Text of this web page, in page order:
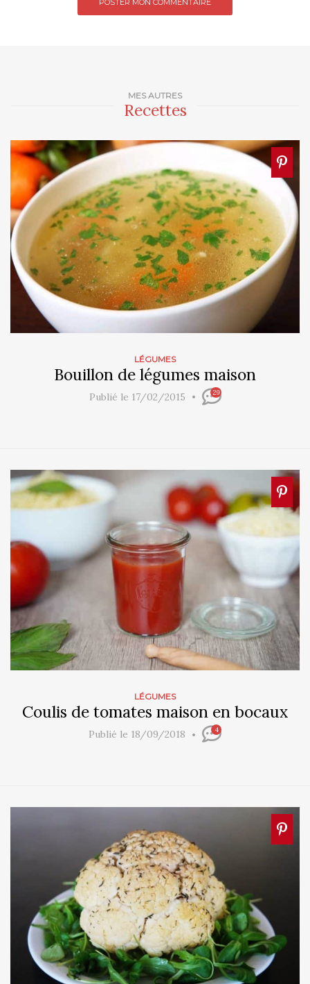
MES AUTRES
Recettes
LÉGUMES
Bouillon de légumes maison
Publié le 17/02/2015 29
LÉGUMES
Coulis de tomates maison en bocaux
Publié le 18/09/2018 4